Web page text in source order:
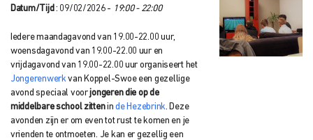
Datum/Tijd : 09/02/2026 - 19:00 - 22:00
Iedere maandagavond van 19.00-22.00 uur,
woensdagavond van 19.00-22.00 uur en
vrijdagavond van 19.00-22.00 uur organiseert het
Jongerenwerk van Koppel-Swoe een gezellige
avond speciaal voorjongeren die op de
middelbare school zitteninde Hezebrink . Deze
avonden zijn er om even tot rust te komen en je
vrienden te ontmoeten. Je kan er gezellig een